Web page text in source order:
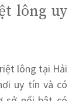
lông uy
lông tại Hải
uy tín và có